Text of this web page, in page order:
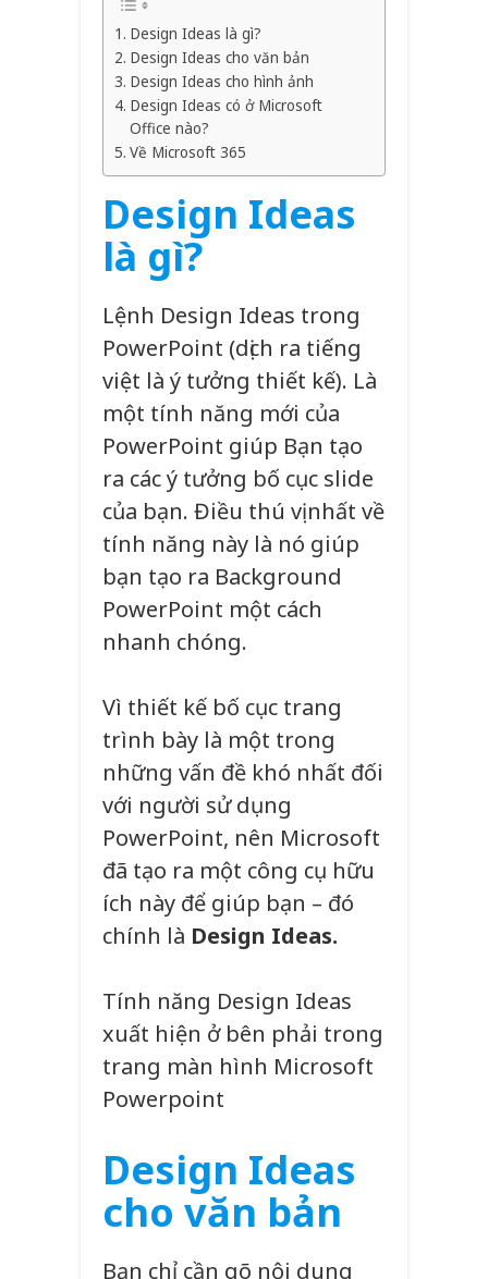
Design Ideas là gì?
Design Ideas cho văn bản
Design Ideas cho hình ảnh
Design Ideas có ở Microsoft
Office nào?
Về Microsoft 365
Design Ideas
là gì?
Lệnh Design Ideas trong
PowerPoint (dịch ra tiếng
việt là ý tưởng thiết kế). Là
một tính năng mới của
PowerPoint giúp Bạn tạo
ra các ý tưởng bố cục slide
của bạn. Điều thú vị nhất về
tính năng này là nó giúp
bạn tạo ra Background
PowerPoint một cách
nhanh chóng.
Vì thiết kế bố cục trang
trình bày là một trong
những vấn đề khó nhất đối
với người sử dụng
PowerPoint, nên Microsoft
đã tạo ra một công cụ hữu
ích này để giúp bạn – đó
chính là Design Ideas.
Tính năng Design Ideas
xuất hiện ở bên phải trong
trang màn hình Microsoft
Powerpoint
Design Ideas
cho văn bản
Bạn chỉ cần gõ nội dung